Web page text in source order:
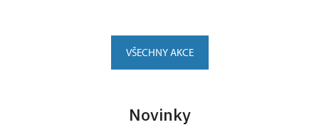
VŠECHNY AKCE
Novinky